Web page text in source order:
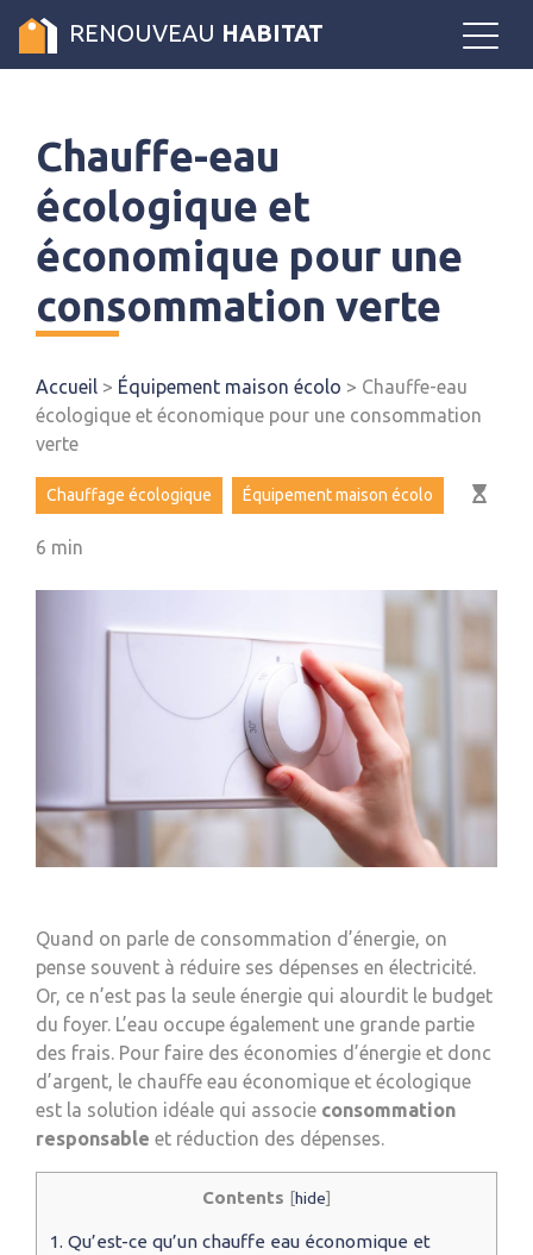
RENOUVEAU HABITAT
Chauffe-eau
écologique et
économique pour une
consommation verte
Accueil > Équipement maison écolo > Chauffe-eau
écologique et économique pour une consommation
verte
Chauffage écologique Équipement maison écolo
6 min
Quand on parle de consommation d’énergie, on
pense souvent à réduire ses dépenses en électricité.
Or, ce n’est pas la seule énergie qui alourdit le budget
du foyer. L’eau occupe également une grande partie
des frais. Pour faire des économies d’énergie et donc
d’argent, le chauffe eau économique et écologique
est la solution idéale qui associe consommation
responsable et réduction des dépenses.
Contents [hide]
1. Qu’est-ce qu’un chauffe eau économique et